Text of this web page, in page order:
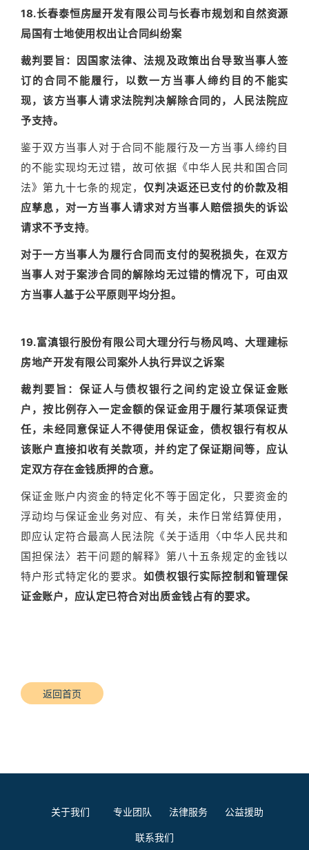
18.长春泰恒房屋开发有限公司与长春市规划和自然资源
局国有士地使用权出让合同纠纷案
裁判要旨 ：因国家法律、法规及政策出台导致当事人签
订的合同不能履行，以数一方当事人缔约目的不能实
现，该方当事人请求法院判决解除合同的，人民法院应
予支持。
鉴于双方当事人对于合同不能履行及一方当事人缔约目
的不能实现均无过错，故可依据《中华人民共和国合同
法》第九十七条的规定，仅判决返还已支付的价款及相
应孳息，对一方当事人请求对方当事人赔偿损失的诉讼
请求不予支持。
对于一方当事人为履行合同而支付的契税损失，在双方
当事人对于案涉合同的解除均无过错的情况下，可由双
方当事人基于公平原则平均分担。
19.富滇银行股份有限公司大理分行与杨风鸣、大理建标
房地产开发有限公司案外人执行异议之诉案
裁判要旨： 保证人与债权银行之间约定设立保证金账
户，按比例存入一定金额的保证金用于履行某项保证责
任，未经同意保证人不得使用保证金，债权银行有权从
该账户直接扣收有关款项，并约定了保证期间等，应认
定双方存在金钱质押的合意。
保证金账户内资金的特定化不等于固定化，只要资金的
浮动均与保证金业务对应、有关，未作日常结算使用，
即应认定符合最高人民法院《关于适用〈中华人民共和
国担保法〉若干问题的解释》第八十五条规定的金钱以
特户形式特定化的要求。如债权银行实际控制和管理保
证金账户，应认定已符合对出质金钱占有的要求。
返回首页
关于我们 专业团队 法律服务
公益援助
联系我们